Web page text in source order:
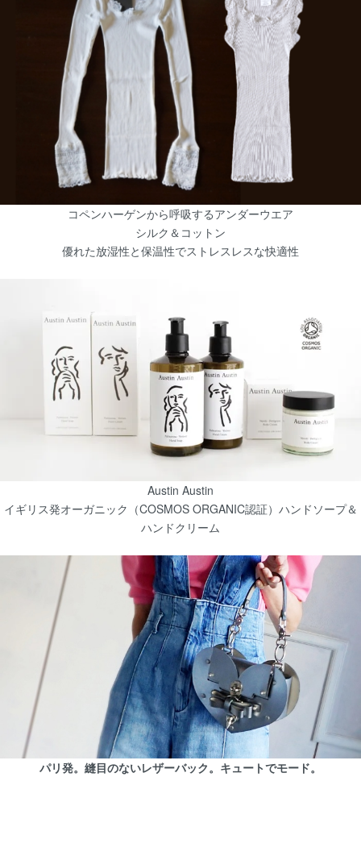
コペンハーゲンから呼吸するアンダーウエア
シルク＆コットン
優れた放湿性と保温性でストレスレスな快適性
Austin Austin
イギリス発オーガニック（COSMOS ORGANIC認証）ハンドソープ＆
ハンドクリーム
パリ発。縫目のないレザーバック。キュートでモード。